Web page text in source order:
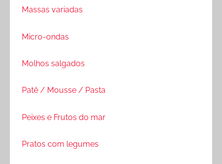
Massas variadas
Micro-ondas
Molhos salgados
Patê / Mousse / Pasta
Peixes e Frutos do mar
Pratos com legumes